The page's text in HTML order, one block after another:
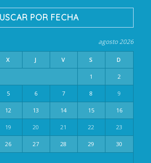
POR FECHA
agosto 2026
X J V S D
1 2
5 6 7 8 9
12 13 14 15 16
19 20 21 22 23
26 27 28 29 30